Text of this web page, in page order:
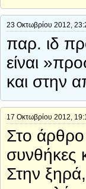
23 Οκτωβρίου 2012,
παρ. ιδ
είναι
και στην
17 Οκτωβρίου 2012,
Στο άρθρο
συνθήκες
Στην